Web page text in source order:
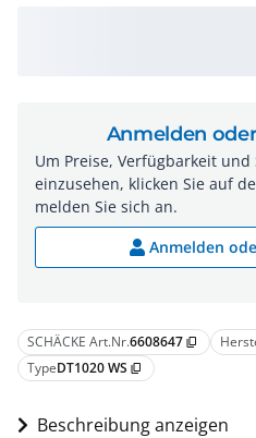
SCHÄCKE Art.Nr.6608647 content_copy
TypeDT1020 WS content_copy
Beschreibung anzeigen
Anmelden
Um Preise, Verfügbarkeit
einzusehen, klicken Sie auf
melden Sie sich an.
Anmelden